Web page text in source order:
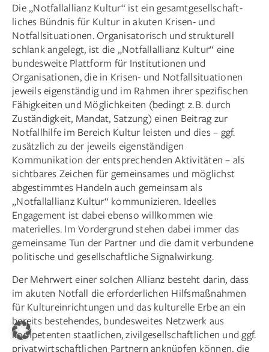
Die „Notfallallianz Kultur“ ist ein gesamtgesellschaft­
liches Bündnis für Kultur in akuten Krisen- und
Notfallsituationen. Organisatorisch und strukturell
schlank angelegt, ist die „Notfall­allianz Kultur“ eine
bundesweite Plattform für Institutionen und
Organisationen, die in Krisen- und Notfallsituationen
jeweils eigenständig und im Rahmen ihrer spezifischen
Fähigkeiten und Möglichkeiten (bedingt z. B. durch
Zuständigkeit, Mandat, Satzung) einen Beitrag zur
Notfallhilfe im Bereich Kultur leisten und dies – ggf.
zusätzlich zu der jeweils eigenständigen
Kommunikation der entsprechenden Aktivitäten – als
sichtbares Zeichen für gemeinsames und möglichst
abgestimmtes Handeln auch gemeinsam als
„Notfallallianz Kultur“ kommunizieren. Ideelles
Engagement ist dabei ebenso willkommen wie
materielles. Im Vordergrund stehen dabei immer das
gemeinsame Tun der Partner und die damit verbundene
politische und gesellschaftliche Signalwirkung.
Der Mehrwert einer solchen Allianz besteht darin, dass
im akuten Notfall die erforderlichen Hilfsmaßnahmen
für Kultur­einrichtungen und das kulturelle Erbe an ein
bereits bestehendes, bundesweites Netzwerk aus
kompetenten staatlichen, zivil­gesellschaftlichen und ggf.
privatwirtschaftlichen Partnern anknüpfen können, die